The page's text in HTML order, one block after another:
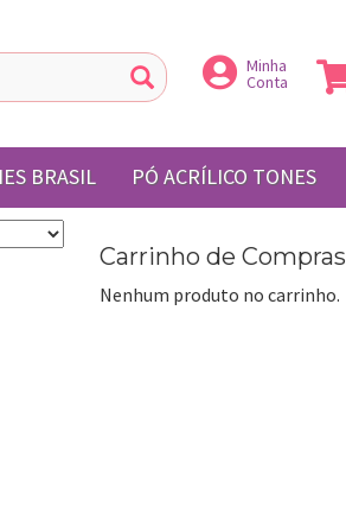
Minha
Conta
BRASIL PÓ ACRÍLICO TONES
Carrinho de Compras
Nenhum produto no carrinho.